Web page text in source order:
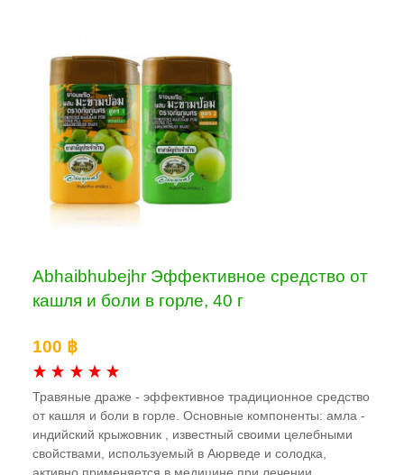
Abhaibhubejhr Эффективное средство от
кашля и боли в горле, 40 г
100 ฿
Травяные драже - эффективное традиционное средство
от кашля и боли в горле. Основные компоненты: амла -
индийский крыжовник , известный своими целебными
свойствами, используемый в Аюрведе и солодка,
активно применяется в медицине при лечении